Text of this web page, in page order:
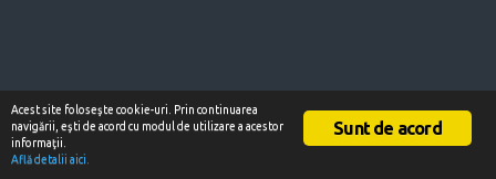
Sunt de acord
Acest site foloseşte cookie-uri. Prin continuarea
navigării, eşti de acord cu modul de utilizare a acestor
informaţii.
Află detalii aici.